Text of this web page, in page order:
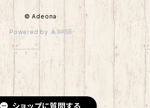
ショップに質問する
© Adeona
Powered by